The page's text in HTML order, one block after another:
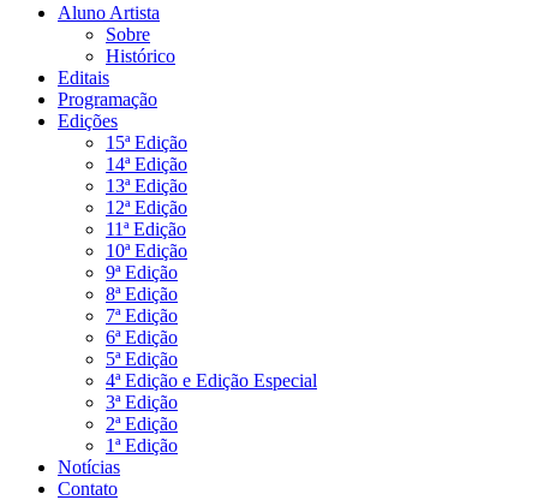
Aluno Artista
Sobre
Histórico
Editais
Programação
Edições
15ª Edição
14ª Edição
13ª Edição
12ª Edição
11ª Edição
10ª Edição
9ª Edição
8ª Edição
7ª Edição
6ª Edição
5ª Edição
4ª Edição e Edição Especial
3ª Edição
2ª Edição
1ª Edição
Notícias
Contato